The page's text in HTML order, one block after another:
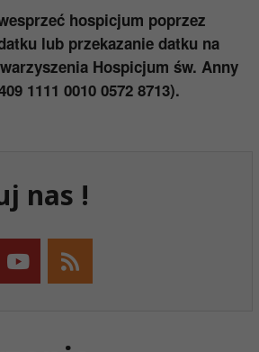
hospicjum poprzez
lub przekazanie datku na
Hospicjum św. Anny
1111 0010 0572 8713).
nas !